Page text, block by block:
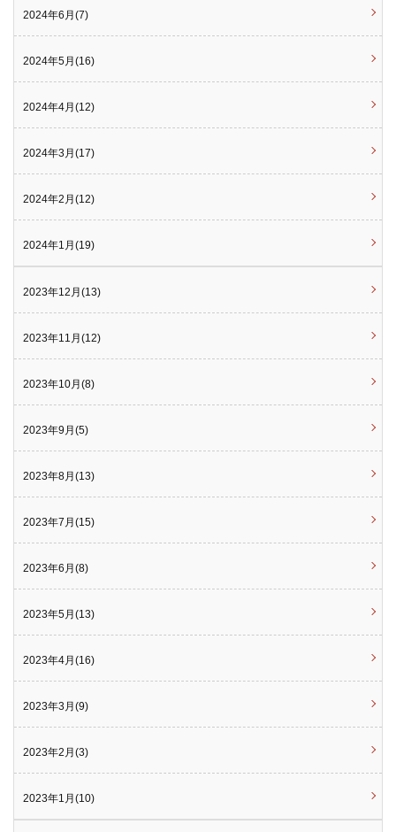
2024年6月(7)
2024年5月(16)
2024年4月(12)
2024年3月(17)
2024年2月(12)
2024年1月(19)
2023年12月(13)
2023年11月(12)
2023年10月(8)
2023年9月(5)
2023年8月(13)
2023年7月(15)
2023年6月(8)
2023年5月(13)
2023年4月(16)
2023年3月(9)
2023年2月(3)
2023年1月(10)